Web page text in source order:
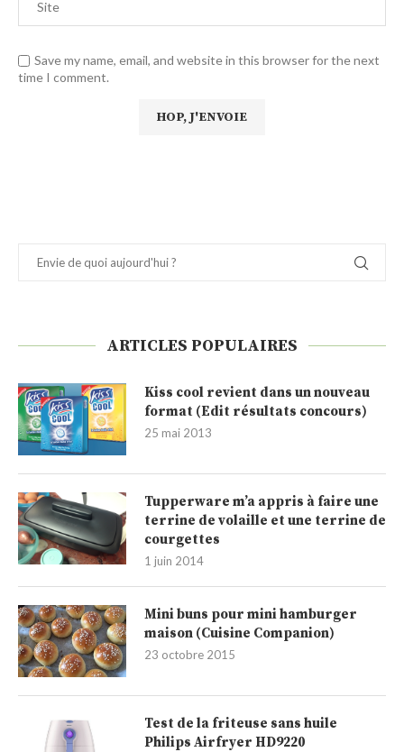
Save my name, email, and website in this browser for the next
time I comment.
ARTICLES POPULAIRES
Kiss cool revient dans un nouveau
format (Edit résultats concours)
25 mai 2013
Tupperware m’a appris à faire une
terrine de volaille et une terrine de
courgettes
1 juin 2014
Mini buns pour mini hamburger
maison (Cuisine Companion)
23 octobre 2015
Test de la friteuse sans huile
Philips Airfryer HD9220